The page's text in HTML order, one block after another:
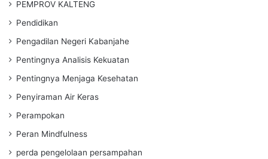
PEMPROV KALTENG
Pendidikan
Pengadilan Negeri Kabanjahe
Pentingnya Analisis Kekuatan
Pentingnya Menjaga Kesehatan
Penyiraman Air Keras
Perampokan
Peran Mindfulness
perda pengelolaan persampahan